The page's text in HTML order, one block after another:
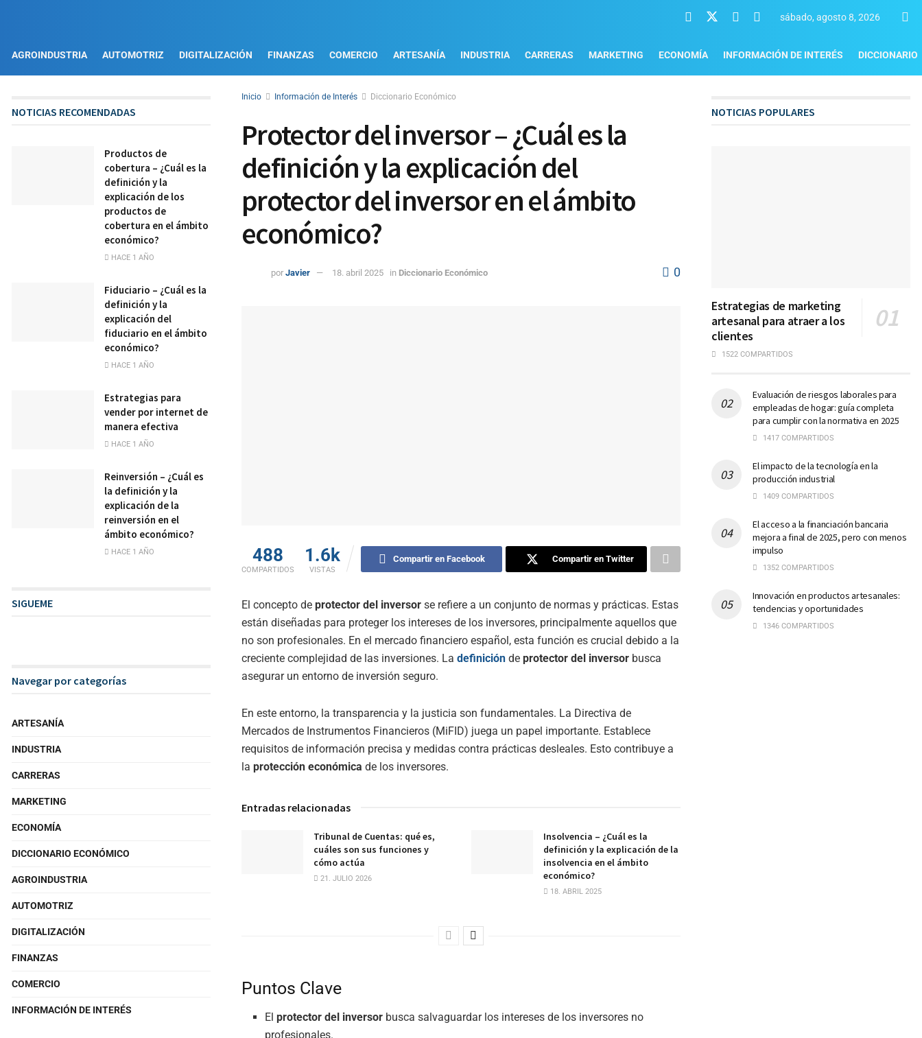
sábado, agosto 8, 2026
AGROINDUSTRIA AUTOMOTRIZ DIGITALIZACIÓN FINANZAS COMERCIO ARTESANÍA INDUSTRIA CARRERAS MARKETING ECONOMÍA INFORMACIÓN DE INTERÉS DICCIONARIO
Inicio Información de Interés Diccionario Económico
Protector del inversor – ¿Cuál es la
definición y la explicación del
protector del inversor en el ámbito
económico?
por Javier 18. abril 2025 in Diccionario Económico 0
488
COMPARTIDOS
1.6k
VISTAS
Compartir en Facebook Compartir en Twitter
El concepto de protector del inversor se refiere a un conjunto de normas y prácticas. Estas
están diseñadas para proteger los intereses de los inversores, principalmente aquellos que
no son profesionales. En el mercado financiero español, esta función es crucial debido a la
creciente complejidad de las inversiones. La definición de protector del inversor busca
asegurar un entorno de inversión seguro.
En este entorno, la transparencia y la justicia son fundamentales. La Directiva de
Mercados de Instrumentos Financieros (MiFID) juega un papel importante. Establece
requisitos de información precisa y medidas contra prácticas desleales. Esto contribuye a
la protección económica de los inversores.
Entradas relacionadas
Tribunal de Cuentas: qué es,
cuáles son sus funciones y
cómo actúa
21. JULIO 2026
Insolvencia – ¿Cuál es la
definición y la explicación de la
insolvencia en el ámbito
económico?
18. ABRIL 2025
Puntos Clave
Elprotector del inversor busca salvaguardar los intereses de los inversores no
profesionales.
NOTICIAS RECOMENDADAS
Productos de
cobertura – ¿Cuál es la
definición y la
explicación de los
productos de
cobertura en el ámbito
económico?
HACE 1 AÑO
Fiduciario – ¿Cuál es la
definición y la
explicación del
fiduciario en el ámbito
económico?
HACE 1 AÑO
Estrategias para
vender por internet de
manera efectiva
HACE 1 AÑO
Reinversión – ¿Cuál es
la definición y la
explicación de la
reinversión en el
ámbito económico?
HACE 1 AÑO
SIGUEME
Navegar por categorías
ARTESANÍA
INDUSTRIA
CARRERAS
MARKETING
ECONOMÍA
DICCIONARIO ECONÓMICO
AGROINDUSTRIA
AUTOMOTRIZ
DIGITALIZACIÓN
FINANZAS
COMERCIO
INFORMACIÓN DE INTERÉS
NOTICIAS POPULARES
Estrategias de marketing
artesanal para atraer a los
clientes
1522 COMPARTIDOS
Evaluación de riesgos laborales para
empleadas de hogar: guía completa
para cumplir con la normativa en 2025
1417 COMPARTIDOS
El impacto de la tecnología en la
producción industrial
1409 COMPARTIDOS
El acceso a la financiación bancaria
mejora a final de 2025, pero con menos
impulso
1352 COMPARTIDOS
Innovación en productos artesanales:
tendencias y oportunidades
1346 COMPARTIDOS